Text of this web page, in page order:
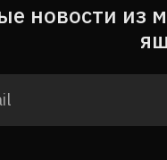
новости из